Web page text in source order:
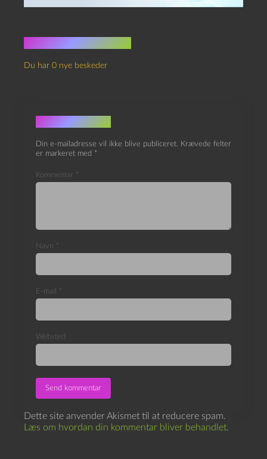
Du har 0 nye beskeder
Skriv et svar
Din e-mailadresse vil ikke blive publiceret. Krævede felter
er markeret med *
Kommentar *
Navn *
E-mail *
Websted
Dette site anvender Akismet til at reducere spam.
Læs om hvordan din kommentar bliver behandlet.